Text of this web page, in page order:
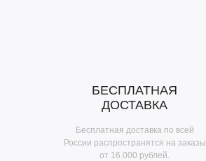
БЕСПЛАТНАЯ
ДОСТАВКА
Бесплатная доставка по всей
России распространятся на заказы
от 16.000 рублей.